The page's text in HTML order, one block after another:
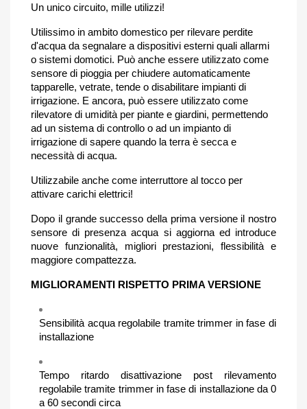
Un unico circuito, mille utilizzi!
Utilissimo in ambito domestico per rilevare perdite
d'acqua da segnalare a dispositivi esterni quali allarmi
o sistemi domotici. Può anche essere utilizzato come
sensore di pioggia per chiudere automaticamente
tapparelle, vetrate, tende o disabilitare impianti di
irrigazione. E ancora, può essere utilizzato come
rilevatore di umidità per piante e giardini, permettendo
ad un sistema di controllo o ad un impianto di
irrigazione di sapere quando la terra è secca e
necessità di acqua.
Utilizzabile anche come interruttore al tocco per
attivare carichi elettrici!
Dopo il grande successo della prima versione il nostro
sensore di presenza acqua si aggiorna ed introduce
nuove funzionalità, migliori prestazioni, flessibilità e
maggiore compattezza.
MIGLIORAMENTI RISPETTO PRIMA VERSIONE
Sensibilità acqua regolabile tramite trimmer in fase di
installazione
Tempo ritardo disattivazione post rilevamento
regolabile tramite trimmer in fase di installazione da 0
a 60 secondi circa